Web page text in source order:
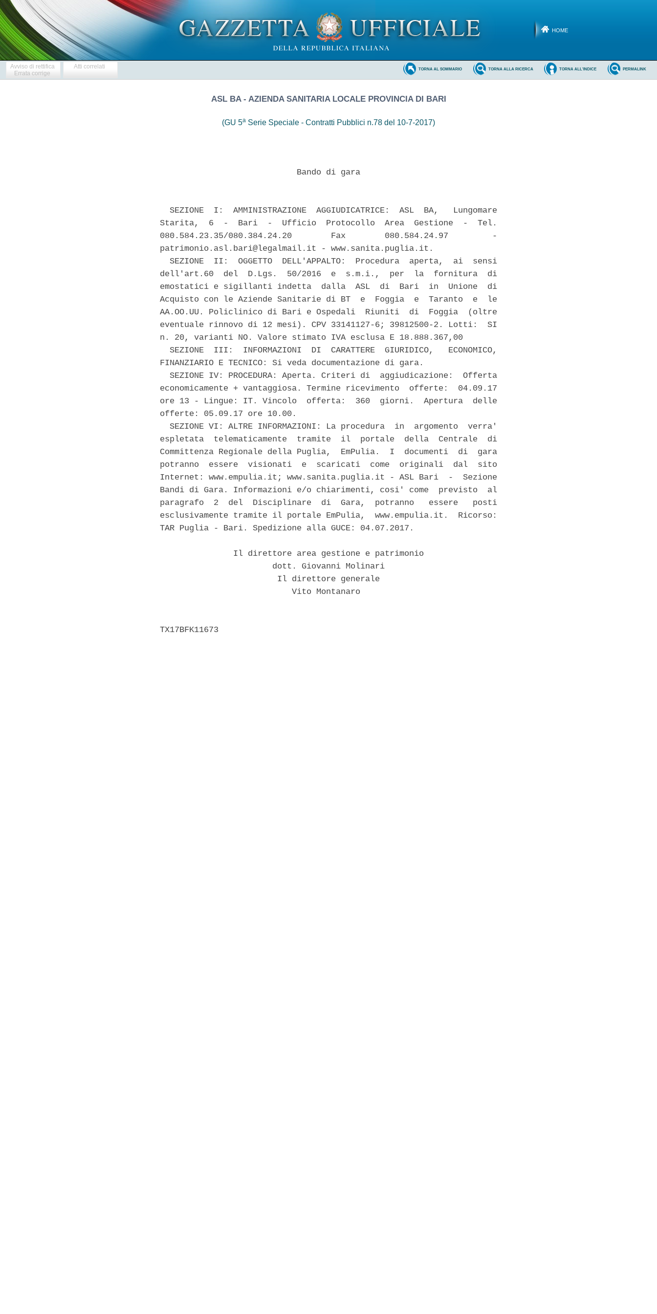
HOME
Avviso di rettifica
Errata corrige
Atti correlati PERMALINK
TORNA ALL'INDICE
TORNA ALLA RICERCA
TORNA AL SOMMARIO
ASL BA - AZIENDA SANITARIA LOCALE PROVINCIA DI BARI
(GU 5a Serie Speciale - Contratti Pubblici n.78 del 10-7-2017)
                            Bando di gara
  SEZIONE  I:  AMMINISTRAZIONE  AGGIUDICATRICE:  ASL  BA,   Lungomare
Starita,  6  -  Bari  -  Ufficio  Protocollo  Area  Gestione  -  Tel.
080.584.23.35/080.384.24.20        Fax        080.584.24.97         -
patrimonio.asl.bari@legalmail.it - www.sanita.puglia.it.
  SEZIONE  II:  OGGETTO  DELL'APPALTO:  Procedura  aperta,  ai  sensi
dell'art.60  del  D.Lgs.  50/2016  e  s.m.i.,  per  la  fornitura  di
emostatici e sigillanti indetta  dalla  ASL  di  Bari  in  Unione  di
Acquisto con le Aziende Sanitarie di BT  e  Foggia  e  Taranto  e  le
AA.OO.UU. Policlinico di Bari e Ospedali  Riuniti  di  Foggia  (oltre
eventuale rinnovo di 12 mesi). CPV 33141127-6; 39812500-2. Lotti:  SI
n. 20, varianti NO. Valore stimato IVA esclusa E 18.888.367,00
  SEZIONE  III:  INFORMAZIONI  DI  CARATTERE  GIURIDICO,   ECONOMICO,
FINANZIARIO E TECNICO: Si veda documentazione di gara.
  SEZIONE IV: PROCEDURA: Aperta. Criteri di  aggiudicazione:  Offerta
economicamente + vantaggiosa. Termine ricevimento  offerte:  04.09.17
ore 13 - Lingue: IT. Vincolo  offerta:  360  giorni.  Apertura  delle
offerte: 05.09.17 ore 10.00.
  SEZIONE VI: ALTRE INFORMAZIONI: La procedura  in  argomento  verra'
espletata  telematicamente  tramite  il  portale  della  Centrale  di
Committenza Regionale della Puglia,  EmPulia.  I  documenti  di  gara
potranno  essere  visionati  e  scaricati  come  originali  dal  sito
Internet: www.empulia.it; www.sanita.puglia.it - ASL Bari  -  Sezione
Bandi di Gara. Informazioni e/o chiarimenti, cosi' come  previsto  al
paragrafo  2  del  Disciplinare  di  Gara,  potranno   essere   posti
esclusivamente tramite il portale EmPulia,  www.empulia.it.  Ricorso:
TAR Puglia - Bari. Spedizione alla GUCE: 04.07.2017.
               Il direttore area gestione e patrimonio
                       dott. Giovanni Molinari
                        Il direttore generale
                           Vito Montanaro